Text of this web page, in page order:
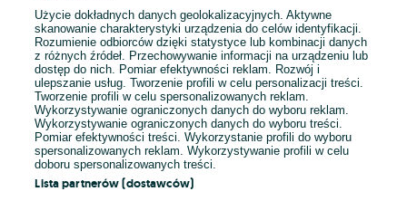
E-mail
Hasło
Użycie dokładnych danych geolokalizacyjnych. Aktywne
skanowanie charakterystyki urządzenia do celów identyfikacji.
Rozumienie odbiorców dzięki statystyce lub kombinacji danych
z różnych źródeł. Przechowywanie informacji na urządzeniu lub
dostęp do nich. Pomiar efektywności reklam. Rozwój i
ulepszanie usług. Tworzenie profili w celu personalizacji treści.
Tworzenie profili w celu spersonalizowanych reklam.
Wykorzystywanie ograniczonych danych do wyboru reklam.
Wykorzystywanie ograniczonych danych do wyboru treści.
Pomiar efektywności treści. Wykorzystanie profili do wyboru
spersonalizowanych reklam. Wykorzystywanie profili w celu
doboru spersonalizowanych treści.
Lista partnerów (dostawców)